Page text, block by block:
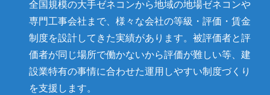
全国規模の大手ゼネコンから地域の地場ゼネコンや
専門工事会社まで、様々な会社の等級・評価・賃金
制度を設計してきた実績があります。被評価者と評
価者が同じ場所で働かないから評価が難しい等、建
設業特有の事情に合わせた運用しやすい制度づくり
を支援します。